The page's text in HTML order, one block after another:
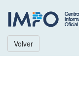
Volver